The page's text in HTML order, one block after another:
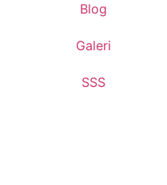
Blog
Galeri
SSS